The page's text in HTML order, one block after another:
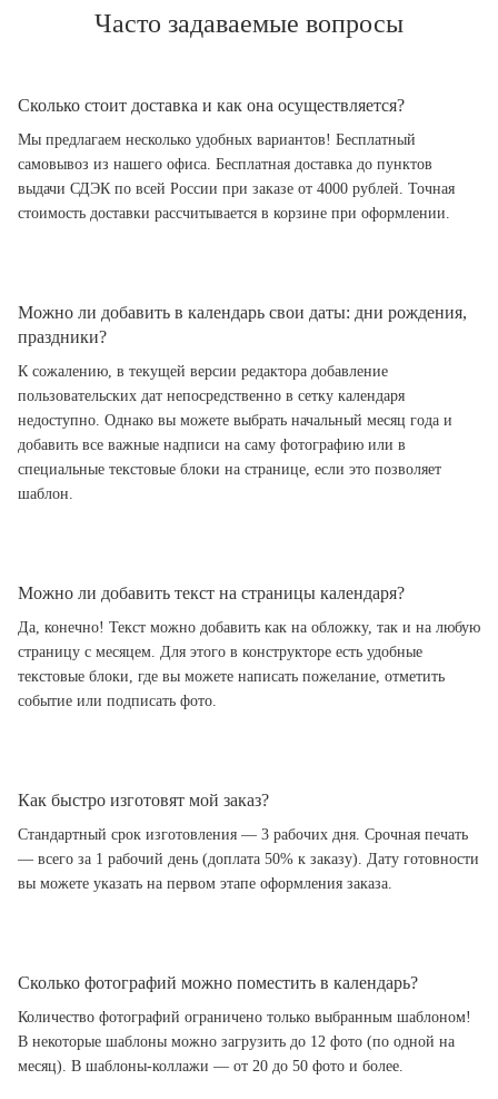
Часто задаваемые вопросы
Сколько стоит доставка и как она осуществляется?
Мы предлагаем несколько удобных вариантов! Бесплатный
самовывоз из нашего офиса. Бесплатная доставка до пунктов
выдачи СДЭК по всей России при заказе от 4000 рублей. Точная
стоимость доставки рассчитывается в корзине при оформлении.
Можно ли добавить в календарь свои даты: дни рождения,
праздники?
К сожалению, в текущей версии редактора добавление
пользовательских дат непосредственно в сетку календаря
недоступно. Однако вы можете выбрать начальный месяц года и
добавить все важные надписи на саму фотографию или в
специальные текстовые блоки на странице, если это позволяет
шаблон.
Можно ли добавить текст на страницы календаря?
Да, конечно! Текст можно добавить как на обложку, так и на любую
страницу с месяцем. Для этого в конструкторе есть удобные
текстовые блоки, где вы можете написать пожелание, отметить
событие или подписать фото.
Как быстро изготовят мой заказ?
Стандартный срок изготовления — 3 рабочих дня. Срочная печать
— всего за 1 рабочий день (доплата 50% к заказу). Дату готовности
вы можете указать на первом этапе оформления заказа.
Сколько фотографий можно поместить в календарь?
Количество фотографий ограничено только выбранным шаблоном!
В некоторые шаблоны можно загрузить до 12 фото (по одной на
месяц). В шаблоны-коллажи — от 20 до 50 фото и более.